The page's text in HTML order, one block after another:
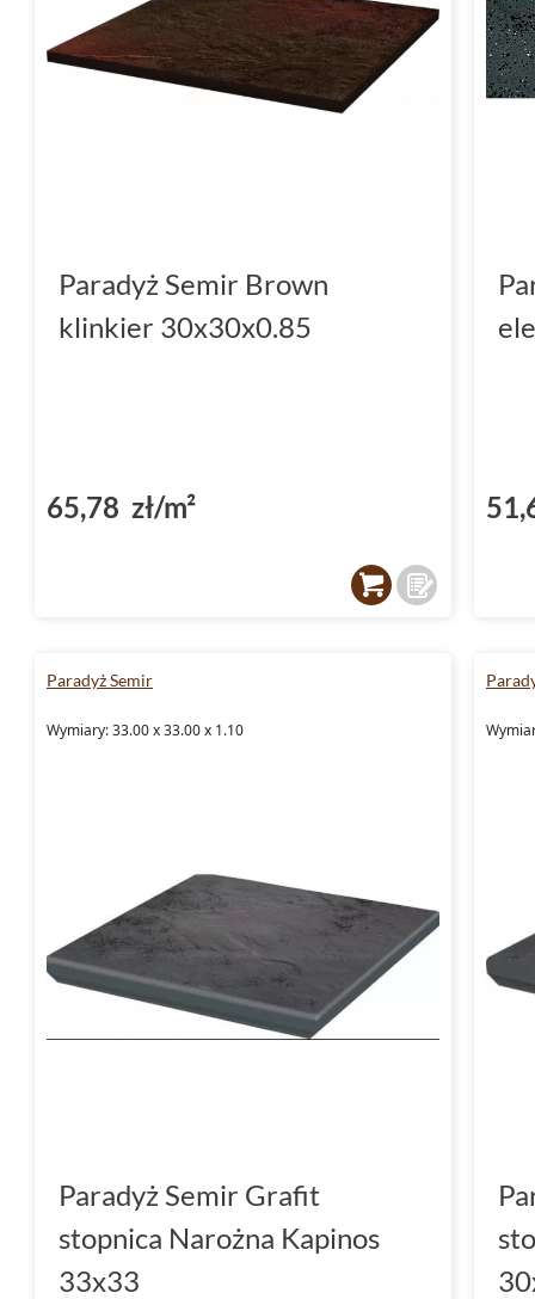
Paradyż Semir Brown
klinkier 30x30x0.85
65,78 zł/m²
Paradyż Semir
Wymiary: 33.00 x 33.00 x 1.10
Paradyż Semir Grafit
stopnica Narożna Kapinos
33x33